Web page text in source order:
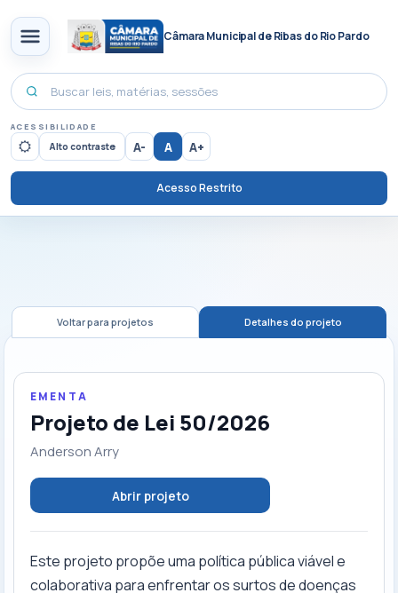
Câmara Municipal de Ribas do Rio Pardo
ACESSIBILIDADE
Alto contraste A- A A+
Acesso Restrito
Voltar para projetos Detalhes do projeto
EMENTA
Projeto de Lei 50/2026
Anderson Arry
Abrir projeto
Este projeto propõe uma política pública viável e
colaborativa para enfrentar os surtos de doenças